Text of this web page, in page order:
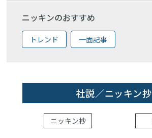
ニッキンのおすすめ
トレンド 一面記事
社説／ニッキン抄
ニッキン抄